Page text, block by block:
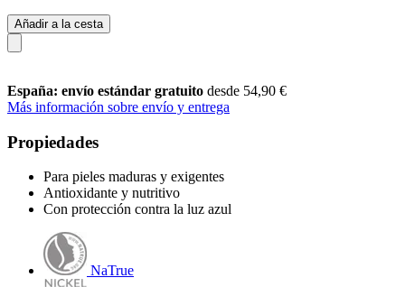
Añadir a la cesta
España: envío estándar gratuito desde 54,90 €
Más información sobre envío y entrega
Propiedades
Para pieles maduras y exigentes
Antioxidante y nutritivo
Con protección contra la luz azul
NaTrue